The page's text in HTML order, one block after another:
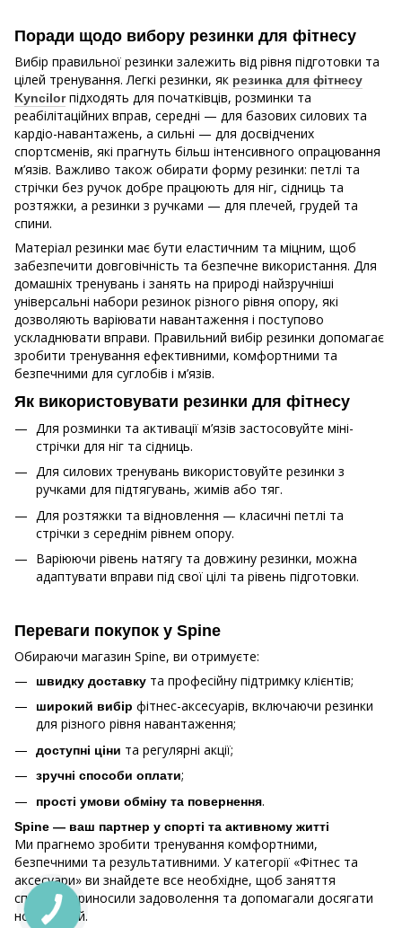
Поради щодо вибору резинки для фітнесу
Вибір правильної резинки залежить від рівня підготовки та
цілей тренування. Легкі резинки, як резинка для фітнесу
Kyncilorпідходять для початківців, розминки та
реабілітаційних вправ, середні — для базових силових та
кардіо-навантажень, а сильні — для досвідчених
спортсменів, які прагнуть більш інтенсивного опрацювання
м’язів. Важливо також обирати форму резинки: петлі та
стрічки без ручок добре працюють для ніг, сідниць та
розтяжки, а резинки з ручками — для плечей, грудей та
спини.
Матеріал резинки має бути еластичним та міцним, щоб
забезпечити довговічність та безпечне використання. Для
домашніх тренувань і занять на природі найзручніші
універсальні набори резинок різного рівня опору, які
дозволяють варіювати навантаження і поступово
ускладнювати вправи. Правильний вибір резинки допомагає
зробити тренування ефективними, комфортними та
безпечними для суглобів і м’язів.
Як використовувати резинки для фітнесу
Для розминки та активації м’язів застосовуйте міні-
стрічки для ніг та сідниць.
Для силових тренувань використовуйте резинки з
ручками для підтягувань, жимів або тяг.
Для розтяжки та відновлення — класичні петлі та
стрічки з середнім рівнем опору.
Варіюючи рівень натягу та довжину резинки, можна
адаптувати вправи під свої цілі та рівень підготовки.
Переваги покупок у Spine
Обираючи магазин Spine, ви отримуєте:
швидку доставку та професійну підтримку клієнтів;
широкий вибір фітнес-аксесуарів, включаючи резинки
для різного рівня навантаження;
доступні ціни та регулярні акції;
зручні способи оплати;
прості умови обміну та повернення.
Spine — ваш партнер у спорті та активному житті
Ми прагнемо зробити тренування комфортними,
безпечними та результативними. У категорії «Фітнес та
аксесуари» ви знайдете все необхідне, щоб заняття
спортом приносили задоволення та допомагали досягати
нових цілей.